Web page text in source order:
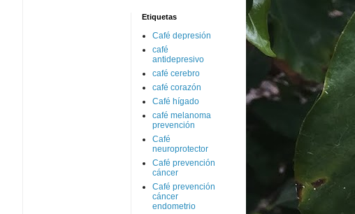
Etiquetas
Café depresión
café
antidepresivo
café cerebro
café corazón
Café hígado
café melanoma
prevención
Café
neuroprotector
Café prevención
cáncer
Café prevención
cáncer
endometrio